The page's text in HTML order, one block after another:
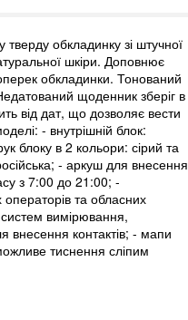
обкладинку зі штучної
шкіри. Доповнює
обкладинки. Тонований
щоденник зберіг в
від дат, що дозволяє вести
- внутрішній блок:
блоку в 2 кольори: сірий та
- аркуш для внесення
з 7:00 до 21:00; -
та обласних
систем вимірювання,
внесення контактів; - мапи
тиснення сліпим